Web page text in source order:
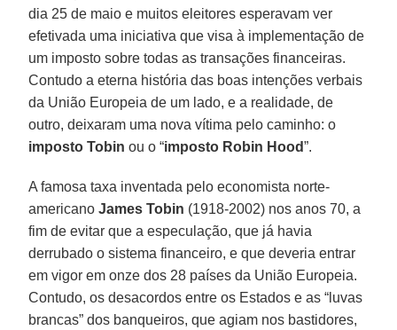
dia 25 de maio e muitos eleitores esperavam ver
efetivada uma iniciativa que visa à implementação de
um imposto sobre todas as transações financeiras.
Contudo a eterna história das boas intenções verbais
da União Europeia de um lado, e a realidade, de
outro, deixaram uma nova vítima pelo caminho: o
imposto Tobin ou o “imposto Robin Hood”.
A famosa taxa inventada pelo economista norte-
americanoJames Tobin (1918-2002) nos anos 70, a
fim de evitar que a especulação, que já havia
derrubado o sistema financeiro, e que deveria entrar
em vigor em onze dos 28 países da União Europeia.
Contudo, os desacordos entre os Estados e as “luvas
brancas” dos banqueiros, que agiam nos bastidores,